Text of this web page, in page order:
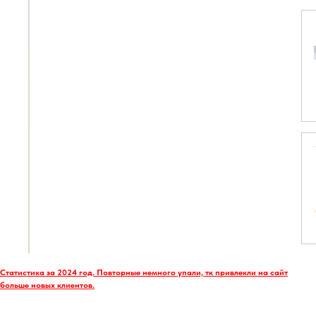
Статистика за 2024 год. Повторные немного упали, тк привлекли на сайт
больше новых клиентов.